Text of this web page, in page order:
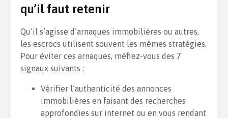
qu’il faut retenir
Qu’il s’agisse d’arnaques immobilières ou autres,
les escrocs utilisent souvent les mêmes stratégies.
Pour éviter ces arnaques, méfiez-vous des 7
signaux suivants :
Vérifier l’authenticité des annonces
immobilières en faisant des recherches
approfondies sur internet ou en vous rendant